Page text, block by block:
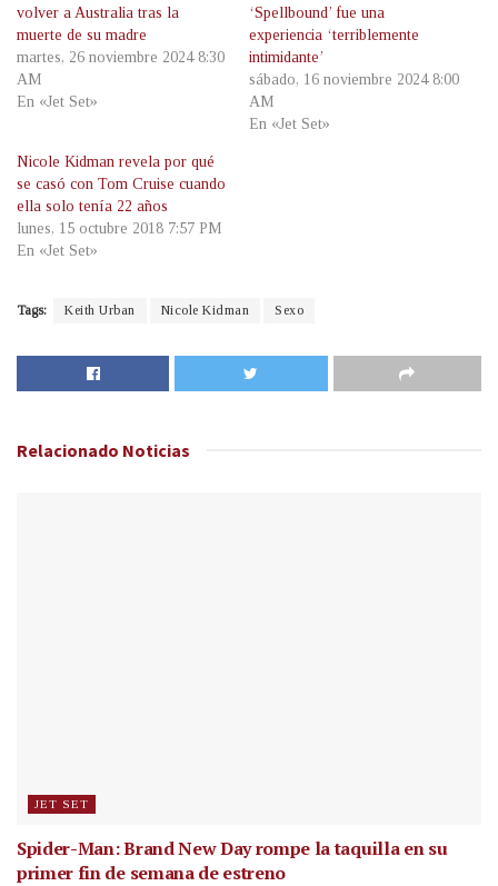
volver a Australia tras la
muerte de su madre
martes, 26 noviembre 2024 8:30
AM
En «Jet Set»
‘Spellbound’ fue una
experiencia ‘terriblemente
intimidante’
sábado, 16 noviembre 2024 8:00
AM
En «Jet Set»
Nicole Kidman revela por qué
se casó con Tom Cruise cuando
ella solo tenía 22 años
lunes, 15 octubre 2018 7:57 PM
En «Jet Set»
Tags: Keith Urban Nicole Kidman Sexo
Relacionado Noticias
JET SET
Spider-Man: Brand New Day rompe la taquilla en su
primer fin de semana de estreno